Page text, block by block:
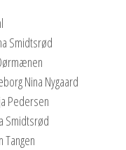
Smidtsrød
Nina Nygaard
Pedersen
Smidtsrød
Tangen